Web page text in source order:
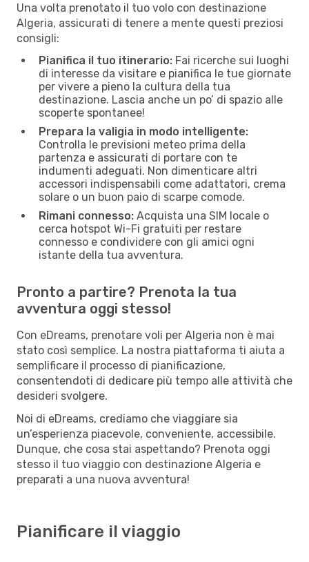
Una volta prenotato il tuo volo con destinazione
Algeria, assicurati di tenere a mente questi preziosi
consigli:
Pianifica il tuo itinerario: Fai ricerche sui luoghi
di interesse da visitare e pianifica le tue giornate
per vivere a pieno la cultura della tua
destinazione. Lascia anche un po’ di spazio alle
scoperte spontanee!
Prepara la valigia in modo intelligente:
Controlla le previsioni meteo prima della
partenza e assicurati di portare con te
indumenti adeguati. Non dimenticare altri
accessori indispensabili come adattatori, crema
solare o un buon paio di scarpe comode.
Rimani connesso: Acquista una SIM locale o
cerca hotspot Wi-Fi gratuiti per restare
connesso e condividere con gli amici ogni
istante della tua avventura.
Pronto a partire? Prenota la tua
avventura oggi stesso!
Con eDreams, prenotare voli per Algeria non è mai
stato così semplice. La nostra piattaforma ti aiuta a
semplificare il processo di pianificazione,
consentendoti di dedicare più tempo alle attività che
desideri svolgere.
Noi di eDreams, crediamo che viaggiare sia
un’esperienza piacevole, conveniente, accessibile.
Dunque, che cosa stai aspettando? Prenota oggi
stesso il tuo viaggio con destinazione Algeria e
preparati a una nuova avventura!
Pianificare il viaggio